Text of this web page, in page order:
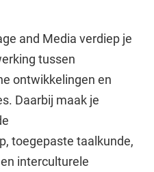
and Media verdiep je
tussen
ontwikkelingen en
Daarbij maak je
toegepaste taalkunde,
interculturele